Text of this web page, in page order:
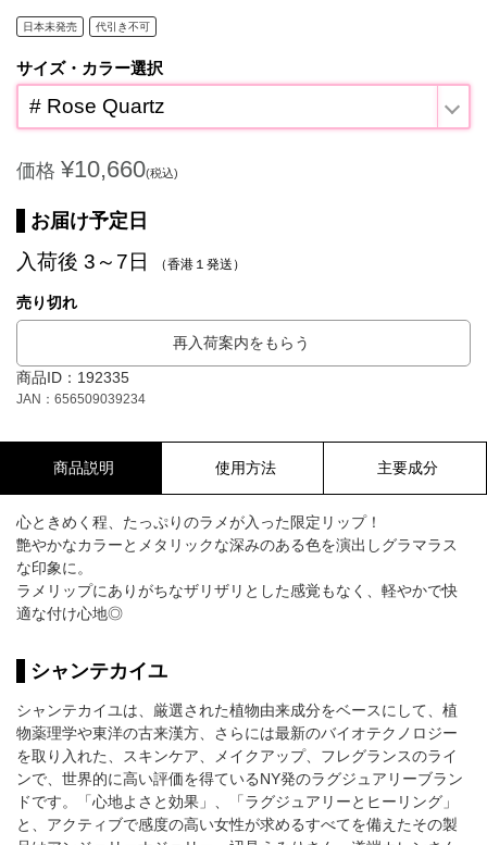
日本未発売 代引き不可
サイズ・カラー選択
# Rose Quartz
価格 ¥10,660(税込)
お届け予定日
入荷後 3～7日 （香港１発送）
売り切れ
再入荷案内をもらう
商品ID：192335
JAN：656509039234
商品説明 使用方法 主要成分
心ときめく程、たっぷりのラメが入った限定リップ！
艶やかなカラーとメタリックな深みのある色を演出しグラマラス
な印象に。
ラメリップにありがちなザリザリとした感覚もなく、軽やかで快
適な付け心地◎
シャンテカイユ
シャンテカイユは、厳選された植物由来成分をベースにして、植
物薬理学や東洋の古来漢方、さらには最新のバイオテクノロジー
を取り入れた、スキンケア、メイクアップ、フレグランスのライ
ンで、世界的に高い評価を得ているNY発のラグジュアリーブラン
ドです。「心地よさと効果」、「ラグジュアリーとヒーリング」
と、アクティブで感度の高い女性が求めるすべてを備えたその製